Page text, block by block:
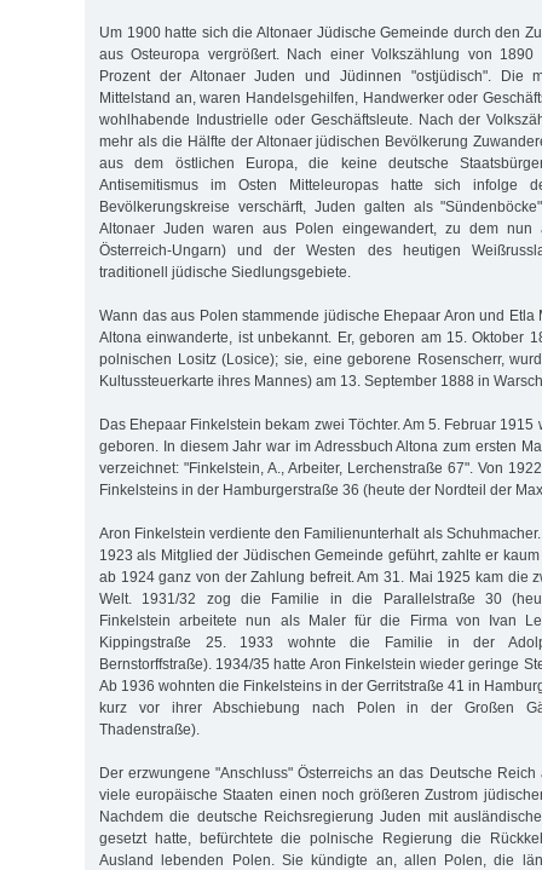
Um 1900 hatte sich die Altonaer Jüdische Gemeinde durch den
aus Osteuropa vergrößert. Nach einer Volkszählung von
Prozent der Altonaer Juden und Jüdinnen "ostjüdisch". Die
Mittelstand an, waren Handelsgehilfen, Handwerker oder
wohlhabende Industrielle oder Geschäftsleute. Nach der
mehr als die Hälfte der Altonaer jüdischen Bevölkerung
aus dem östlichen Europa, die keine deutsche
Antisemitismus im Osten Mitteleuropas hatte sich infolge
Bevölkerungskreise verschärft, Juden galten als
Altonaer Juden waren aus Polen eingewandert, zu dem nun
Österreich-Ungarn) und der Westen des heutigen
traditionell jüdische Siedlungsgebiete.
Wann das aus Polen stammende jüdische Ehepaar Aron und Etla
Altona einwanderte, ist unbekannt. Er, geboren am 15. Oktober
polnischen Lositz (Losice); sie, eine geborene Rosenscherr,
Kultussteuerkarte ihres Mannes) am 13. September 1888 in
Das Ehepaar Finkelstein bekam zwei Töchter. Am 5. Februar 1915
geboren. In diesem Jahr war im Adressbuch Altona zum ersten
verzeichnet: "Finkelstein, A., Arbeiter, Lerchenstraße 67". Von
Finkelsteins in der Hamburgerstraße 36 (heute der Nordteil der
Aron Finkelstein verdiente den Familienunterhalt als
1923 als Mitglied der Jüdischen Gemeinde geführt, zahlte er
ab 1924 ganz von der Zahlung befreit. Am 31. Mai 1925 kam die
Welt. 1931/32 zog die Familie in die Parallelstraße 30
Finkelstein arbeitete nun als Maler für die Firma von Ivan
Kippingstraße 25. 1933 wohnte die Familie in der
Bernstorffstraße). 1934/35 hatte Aron Finkelstein wieder geringe
Ab 1936 wohnten die Finkelsteins in der Gerritstraße 41 in
kurz vor ihrer Abschiebung nach Polen in der Großen
Thadenstraße).
Der erzwungene "Anschluss" Österreichs an das Deutsche
viele europäische Staaten einen noch größeren Zustrom
Nachdem die deutsche Reichsregierung Juden mit
gesetzt hatte, befürchtete die polnische Regierung die
Ausland lebenden Polen. Sie kündigte an, allen Polen, die